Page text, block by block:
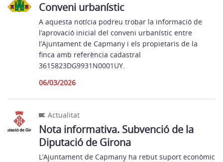
Conveni urbanístic
A aquesta notícia podreu trobar la informació de
l’aprovació inicial del conveni urbanístic entre
l’Ajuntament de Capmany i els propietaris de la
finca amb referència cadastral
3615823DG9931N0001UY.
06/03/2026
Actualitat
Nota informativa. Subvenció de la
Diputació de Girona
L’Ajuntament de Capmany ha rebut suport econòmic